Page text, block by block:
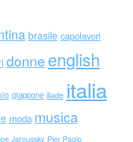
brasile capolavori
donne english
giappone iliade italia
moda musica
Jaroussky Pier Paolo